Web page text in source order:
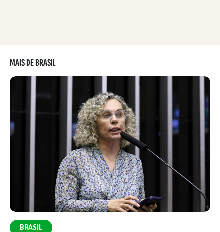
MAIS DE BRASIL
BRASIL